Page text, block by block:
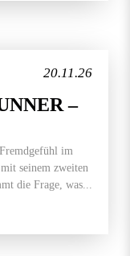
20.11.26
–
im
seinem zweiten
die Frage, was...